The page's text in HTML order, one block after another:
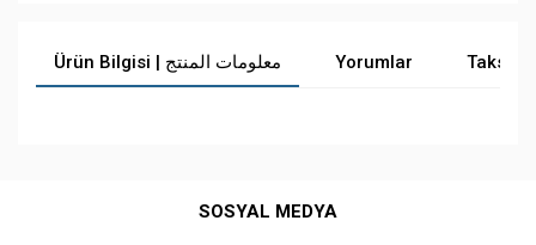
Ürün Bilgisi | معلومات المنتج Yorumlar Taksit
SOSYAL MEDYA